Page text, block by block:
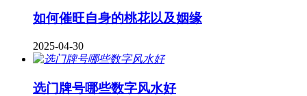
如何催旺自身的桃花以及姻缘
2025-04-30
​选门牌号哪些数字风水好